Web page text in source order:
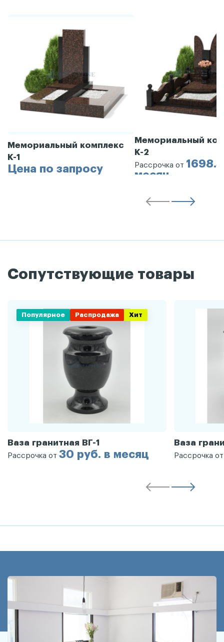
Мемориальный комплекс
К-1
Цена по запросу
Мемориальный
К-2
Рассрочка от
месяц
Сопутствующие товары
Популярное Распродажа Хит
Ваза гранитная ВГ-1
Рассрочка от 30 руб. в месяц
Ваза
Рассрочка